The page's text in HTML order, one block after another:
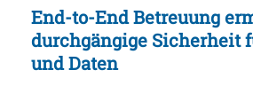
End-to-End Betreuung
durchgängige Sicherheit
und Daten